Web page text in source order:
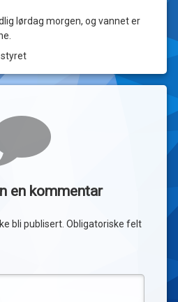
lørdag morgen, og vannet er
styret
en kommentar
bli publisert. Obligatoriske felt